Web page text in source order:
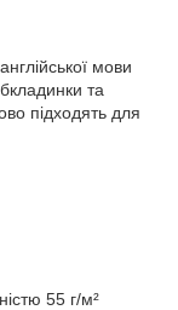
мови
та
підходять для
55 г/м²